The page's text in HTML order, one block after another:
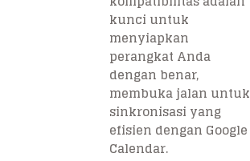
kunci untuk
menyiapkan
perangkat Anda
dengan benar,
membuka jalan untuk
sinkronisasi yang
efisien dengan Google
Calendar.